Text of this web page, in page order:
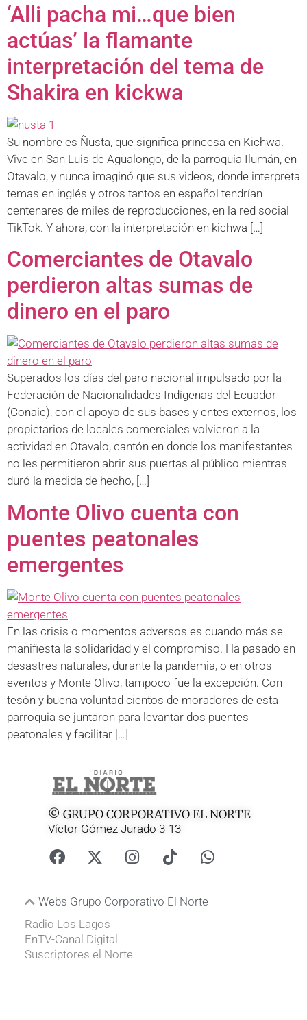
‘Alli pacha mi…que bien
actúas’ la flamante
interpretación del tema de
Shakira en kickwa
Su nombre es Ñusta, que significa princesa en Kichwa.
Vive en San Luis de Agualongo, de la parroquia Ilumán, en
Otavalo, y nunca imaginó que sus videos, donde interpreta
temas en inglés y otros tantos en español tendrían
centenares de miles de reproducciones, en la red social
TikTok. Y ahora, con la interpretación en kichwa […]
Comerciantes de Otavalo
perdieron altas sumas de
dinero en el paro
Superados los días del paro nacional impulsado por la
Federación de Nacionalidades Indígenas del Ecuador
(Conaie), con el apoyo de sus bases y entes externos, los
propietarios de locales comerciales volvieron a la
actividad en Otavalo, cantón en donde los manifestantes
no les permitieron abrir sus puertas al público mientras
duró la medida de hecho, […]
Monte Olivo cuenta con
puentes peatonales
emergentes
En las crisis o momentos adversos es cuando más se
manifiesta la solidaridad y el compromiso. Ha pasado en
desastres naturales, durante la pandemia, o en otros
eventos y Monte Olivo, tampoco fue la excepción. Con
tesón y buena voluntad cientos de moradores de esta
parroquia se juntaron para levantar dos puentes
peatonales y facilitar […]
© GRUPO CORPORATIVO EL NORTE
Víctor Gómez Jurado 3-13
Webs Grupo Corporativo El Norte
Radio Los Lagos
EnTV-Canal Digital
Suscriptores el Norte